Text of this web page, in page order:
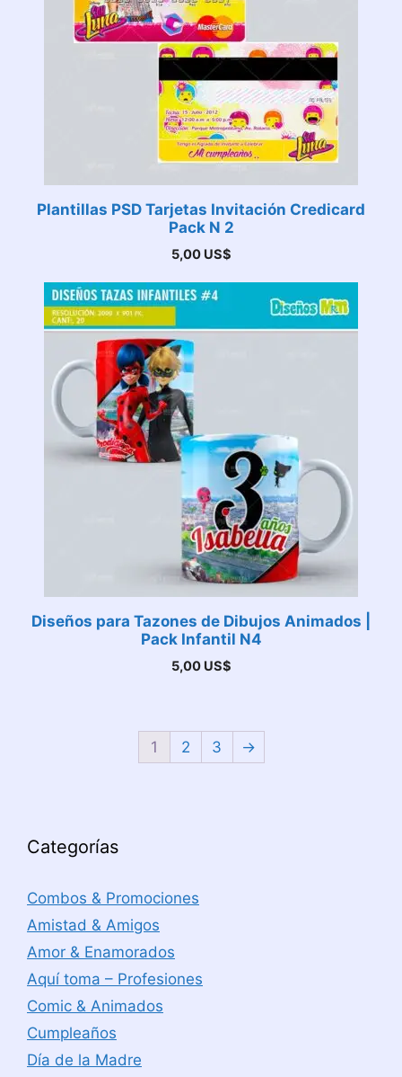
Plantillas PSD Tarjetas Invitación Credicard
Pack N 2
5,00 US$
Diseños para Tazones de Dibujos Animados |
Pack Infantil N4
5,00 US$
1 2 3 →
Categorías
Combos & Promociones
Amistad & Amigos
Amor & Enamorados
Aquí toma – Profesiones
Comic & Animados
Cumpleaños
Día de la Madre